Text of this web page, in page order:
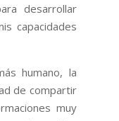
desarrollar
capacidades
humano, la
de compartir
muy